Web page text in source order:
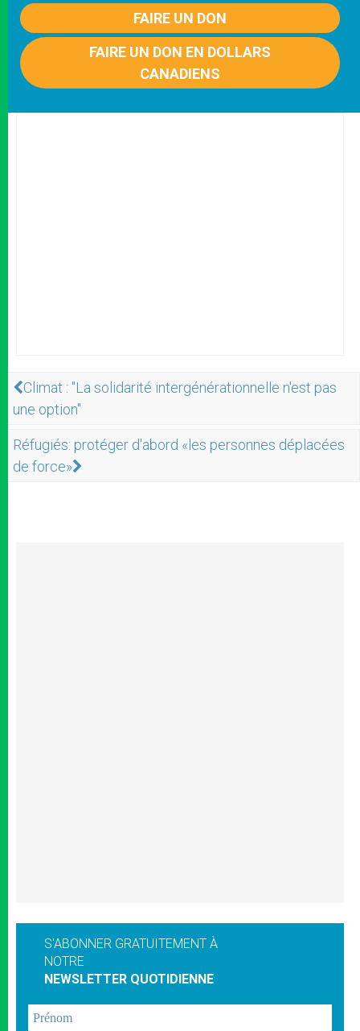
FAIRE UN DON
FAIRE UN DON EN DOLLARS
CANADIENS
Climat : "La solidarité intergénérationnelle n'est pas
une option"
Réfugiés: protéger d'abord «les personnes déplacées
de force»
S'ABONNER GRATUITEMENT À
NOTRE
NEWSLETTER QUOTIDIENNE